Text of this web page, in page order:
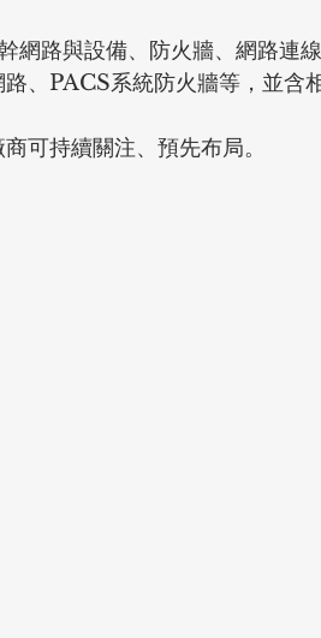
網路與設備、防火牆、網路連
、PACS系統防火牆等，並含
可持續關注、預先布局。